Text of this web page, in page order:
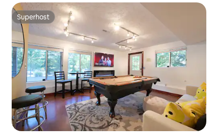
Superhost
Superhost